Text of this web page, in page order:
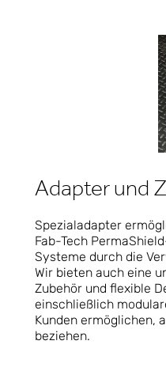
Adapter und
Spezialadapter
Fab-Tech
Systeme durch die
Wir bieten auch eine
Zubehör und flexible
einschließlich
Kunden ermöglichen,
beziehen.